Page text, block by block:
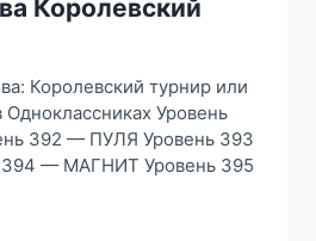
Королевский
Королевский турнир или
Одноклассниках Уровень
392 — ПУЛЯ Уровень 393
— МАГНИТ Уровень 395